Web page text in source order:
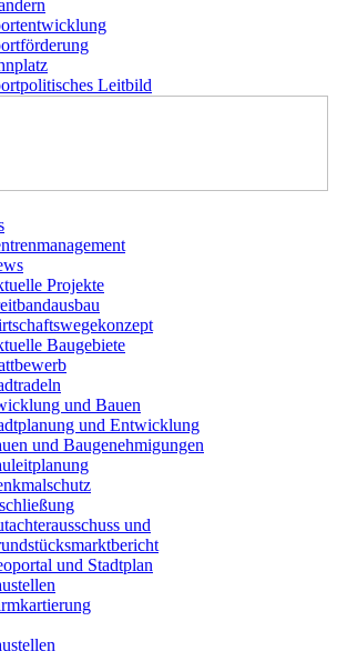
Leitbild
Projekte
Baugebiete
und Bauen
und Entwicklung
und Baugenehmigungen
und
und Stadtplan